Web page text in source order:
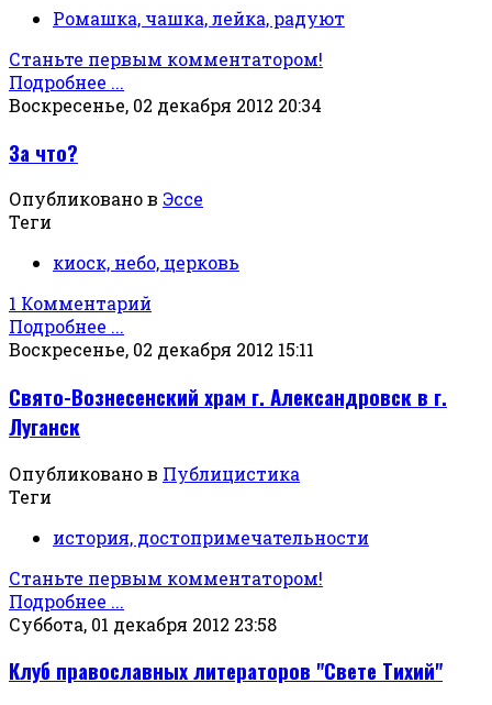
Ромашка, чашка, лейка, радуют
Станьте первым комментатором!
Подробнее ...
Воскресенье, 02 декабря 2012 20:34
За что?
Опубликовано в Эссе
Теги
киоск, небо, церковь
1 Комментарий
Подробнее ...
Воскресенье, 02 декабря 2012 15:11
Свято-Вознесенский храм г. Александровск в г.
Луганск
Опубликовано в Публицистика
Теги
история, достопримечательности
Станьте первым комментатором!
Подробнее ...
Суббота, 01 декабря 2012 23:58
Клуб православных литераторов "Свете Тихий"